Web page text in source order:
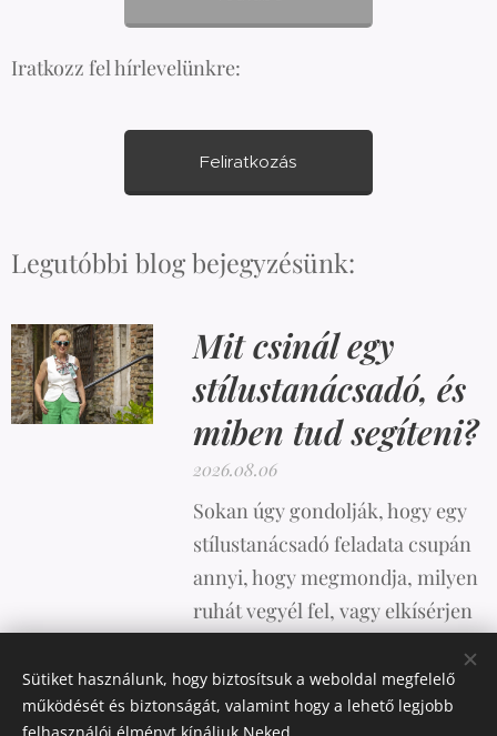
Iratkozz fel hírlevelünkre:
Feliratkozás
Legutóbbi blog bejegyzésünk:
Mit csinál egy
stílustanácsadó, és
miben tud segíteni?
2026.08.06
Sokan úgy gondolják, hogy egy
stílustanácsadó feladata csupán
annyi, hogy megmondja, milyen
ruhát vegyél fel, vagy elkísérjen
ennél sokkal összetettebb.
Sütiket használunk, hogy biztosítsuk a weboldal megfelelő
működését és biztonságát, valamint hogy a lehető legjobb